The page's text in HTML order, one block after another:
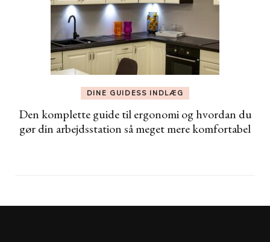
DINE GUIDESS INDLÆG
Den komplette guide til ergonomi og hvordan du
gør din arbejdsstation så meget mere komfortabel